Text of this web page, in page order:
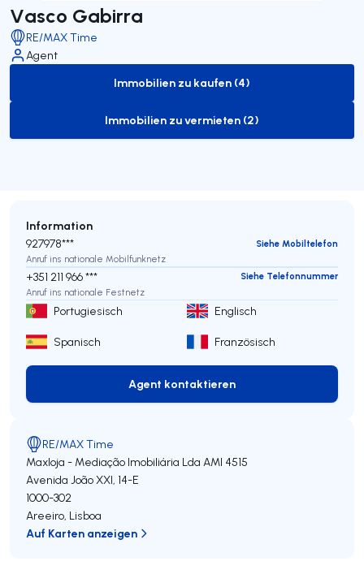
Vasco Gabirra
RE/MAX Time
Agent
to-buy-listing
Immobilien zu kaufen (4)
to-rent-listing
Immobilien zu vermieten (2)
Information
927978***
Siehe Mobiltelefon
Anruf ins nationale Mobilfunknetz
+351 211 966 ***
Siehe Telefonnummer
Anruf ins nationale Festnetz
Portugiesisch Englisch
Spanisch Französisch
Agent kontaktieren
Agent kontaktieren
RE/MAX Time
Maxloja - Mediação Imobiliária Lda AMI 4515
Avenida João XXI, 14-E
1000-302
Areeiro, Lisboa
Auf Karten anzeigen